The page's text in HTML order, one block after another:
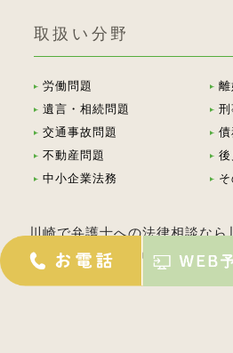
取扱い分野
労働問題
遺言・相続問題
交通事故問題
不動産問題
中小企業法務
債
川崎で弁護士への法律相談な
© 2026 Kawasaki